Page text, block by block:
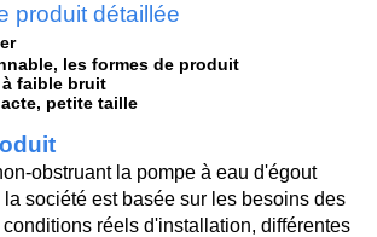
produit détaillée
les formes de produit
faible bruit
petite taille
obstruant la pompe à eau d'égout
société est basée sur les besoins des
réels d'installation, différentes